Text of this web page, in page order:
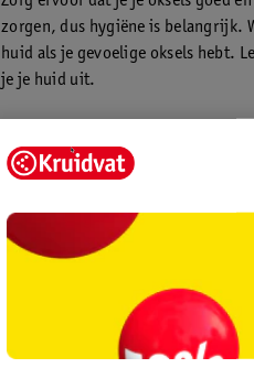
zorgen, dus hygiëne is belangrijk.
huid als je gevoelige oksels hebt.
je je huid uit.
Zweet blijft hangen aan haren,
3. Draag elke dag schone
Verwissel elke dag je
aandoet, heb je minder kans op
4. Draag geen